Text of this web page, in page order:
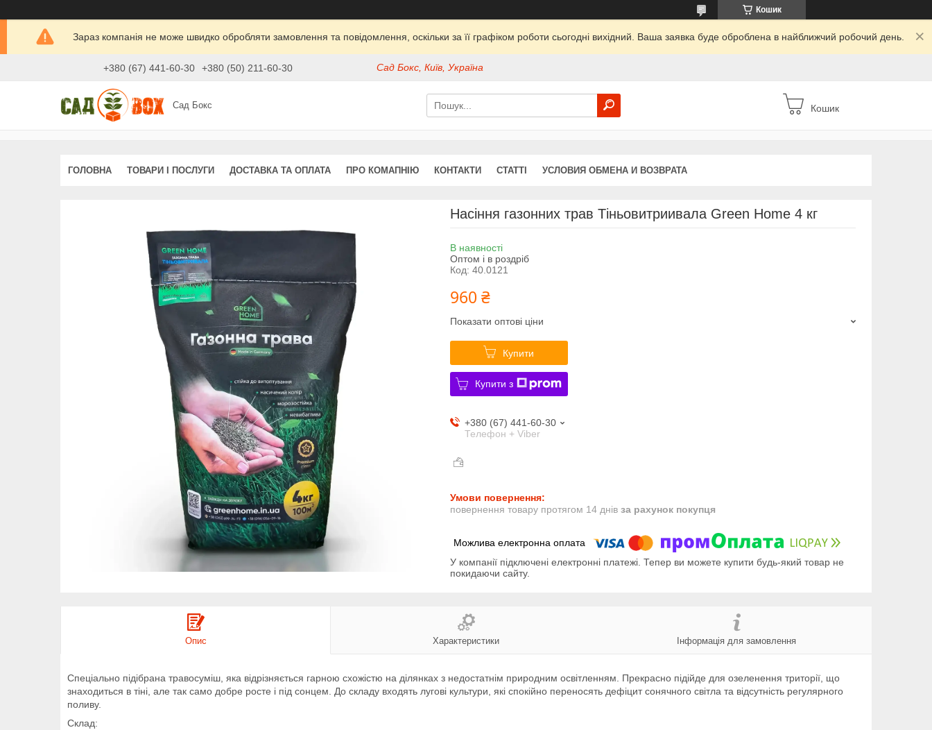
Кошик
Зараз компанія не може швидко обробляти замовлення та повідомлення, оскільки за її графіком роботи сьогодні вихідний. Ваша заявка буде оброблена в найближчий робочий день.
+380 (67) 441-60-30 +380 (50) 211-60-30 Сад Бокс, Київ, Україна
Сад Бокс Кошик
ГОЛОВНА ТОВАРИ І ПОСЛУГИ ДОСТАВКА ТА ОПЛАТА ПРО КОМАПНІЮ КОНТАКТИ СТАТТІ УСЛОВИЯ ОБМЕНА И ВОЗВРАТА
Насіння газонних трав Тіньовитриивала Green Home 4 кг
В наявності
Оптом і в роздріб
Код: 40.0121
960 ₴
Показати оптові ціни
Купити
Купити з
+380 (67) 441-60-30
Телефон + Viber
повернення товару протягом 14 днів за рахунок покупця
У компанії підключені електронні платежі. Тепер ви можете купити будь-який товар не
покидаючи сайту.
Опис Характеристики Інформація для замовлення
Спеціально підібрана травосуміш, яка відрізняється гарною схожістю на ділянках з недостатнім природним освітленням. Прекрасно підійде для озеленення триторії, що
знаходиться в тіні, але так само добре росте і під сонцем. До складу входять лугові культури, які спокійно переносять дефіцит сонячного світла та відсутність регулярного
поливу.
Склад: